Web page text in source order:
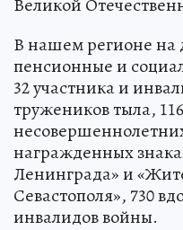
В нашем регионе
пенсионные и
32 участника и
тружеников тыла,
награжденных
Ленинграда» и
Севастополя», 730
инвалидов войны.